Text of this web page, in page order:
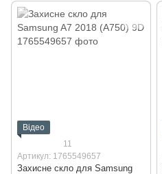
Відео
11
Артикул: 1765549657
Захисне скло для Samsung